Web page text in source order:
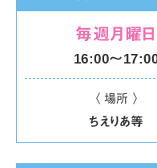
毎週月曜日
16:00〜
〈 場所 〉
ちえりあ等